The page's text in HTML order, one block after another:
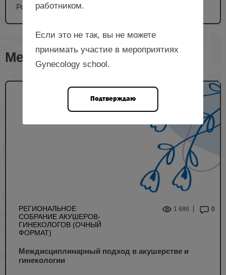
России (Краснодар)
Мероприятия с лектором
РЕГИОНАЛЬНОЕ
СОБРАНИЕ АКУШЕРОВ-
ГИНЕКОЛОГОВ (ОЧНЫЙ
ФОРМАТ)
1 686 0
Междисциплинарный подход в акушерстве и
гинекологии
работником.
Если это не так, вы не можете
принимать участие в мероприятиях
Gynecology school.
Подтверждаю